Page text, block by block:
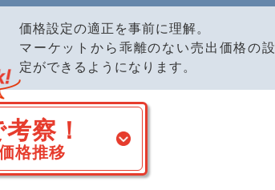
価格設定の適正を事前に理解。
マーケットから乖離のない売出価格の設
定ができるようになります。
察！
格推移